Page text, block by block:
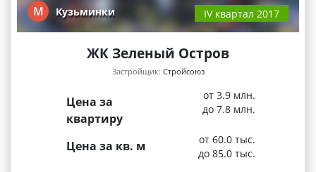
М Кузьминки IV квартал 2017
ЖК Зеленый Остров
Застройщик: Стройсоюз
Цена за
квартиру
от 3.9 млн.
до 7.8 млн.
Цена за кв. м
от 60.0 тыс.
до 85.0 тыс.